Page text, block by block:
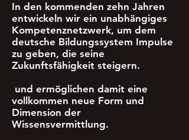
In den kommenden zehn Jahren
entwickeln wir ein unabhängiges
Kompetenznetzwerk, um dem
deutsche Bildungssystem Impulse
zu geben, die seine
Zukunftsfähigkeit steigern.
und ermöglichen damit eine
vollkommen neue Form und
Dimension der
Wissensvermittlung.